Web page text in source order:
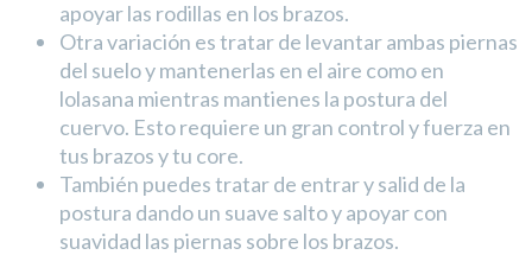
apoyar las rodillas en los brazos.
Otra variación es tratar de levantar ambas piernas
del suelo y mantenerlas en el aire como en
lolasana mientras mantienes la postura del
cuervo. Esto requiere un gran control y fuerza en
tus brazos y tu core.
También puedes tratar de entrar y salid de la
postura dando un suave salto y apoyar con
suavidad las piernas sobre los brazos.